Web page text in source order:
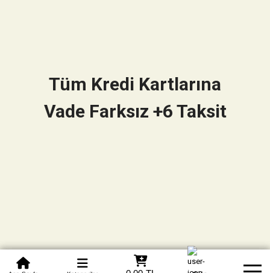
0850 305 09 70
Tüm Kredi Kartlarına
Vade Farksız +6 Taksit